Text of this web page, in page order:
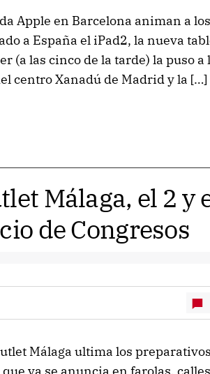
Apple en Barcelona animan a
a España el iPad2, la nueva
(a las cinco de la tarde) la puso a
centro Xanadú de Madrid y la […]
Málaga, el 2 y
de Congresos
Málaga ultima los